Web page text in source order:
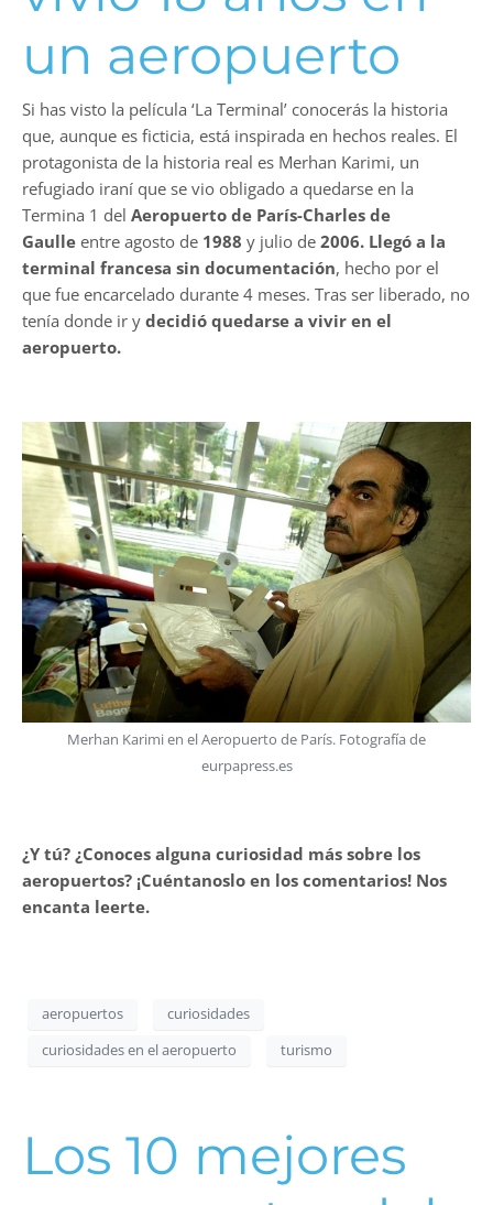
un aeropuerto
Si has visto la película ‘La Terminal’ conocerás la historia
que, aunque es ficticia, está inspirada en hechos reales. El
protagonista de la historia real es Merhan Karimi, un
refugiado iraní que se vio obligado a quedarse en la
Termina 1 del Aeropuerto de París-Charles de
Gaulle entre agosto de 1988 y julio de 2006. Llegó a la
terminal francesa sin documentación, hecho por el
que fue encarcelado durante 4 meses. Tras ser liberado, no
tenía donde ir y decidió quedarse a vivir en el
aeropuerto.
Merhan Karimi en el Aeropuerto de París. Fotografía de
eurpapress.es
¿Y tú? ¿Conoces alguna curiosidad más sobre los
aeropuertos? ¡Cuéntanoslo en los comentarios! Nos
encanta leerte.
aeropuertos
curiosidades
curiosidades en el aeropuerto
turismo
Los 10 mejores